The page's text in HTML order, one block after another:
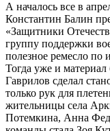
А началось все в
Константин Балин
«Защитники
группу поддержки
полезное ремесло по
Тогда уже и
Гаврилов сделал
только рук для
жительницы села
Потемкина, Анна